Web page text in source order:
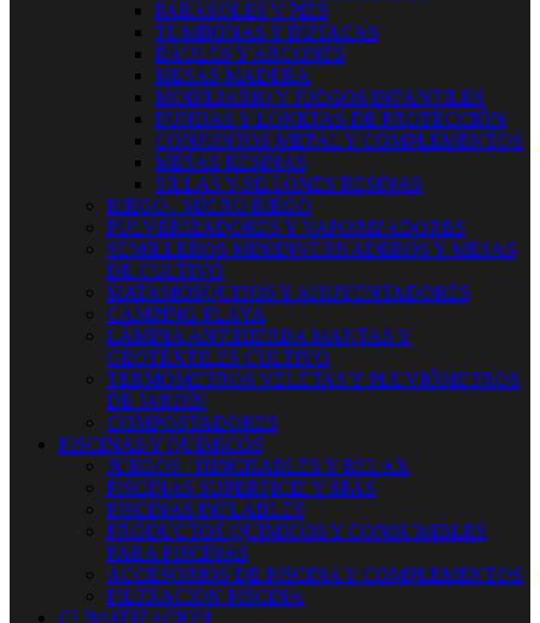
PARASOLES Y PIES
TUMBONAS Y BUTACAS
BAULES Y ARCONES
MESAS MADERA
MOBILIARIO Y JUEGOS INFANTILES
FUNDAS Y LONETAS DE PROTECCIÓN
CONJUNTOS METAL Y COMPLEMENTOS
MESAS RESINAS
SILLAS Y SILLONES RESINAS
RIEGO - MICRO RIEGO
PULVERIZADORES Y VAPORIZADORES
SEMILLEROS MINIINVERNADEROS Y MESAS
DE CULTIVO
MATAMOSQUITOS Y AHUYENTADORES
CAMPING-PLAYA
LÁMINA ANTIHIERBA MANTAS Y
GEOTÉXTILES CULTIVO
TERMOMETROS VELETAS Y PLUVIÓMETROS
DE JARDÍN
COMPOSTADORES
PISCINAS Y QUIMICOS
JUEGOS - HINCHABLES Y RELAX
PISCINAS SUPERFICIE Y SPAS
PISCINAS INFLABLES
PRODUCTOS QUIMICOS Y CONSUMIBLES
PARA PISCINAS
ACCESORIOS DE PISCINA Y COMPLEMENTOS
FILTRACION PISCINA
CLIMATIZACION